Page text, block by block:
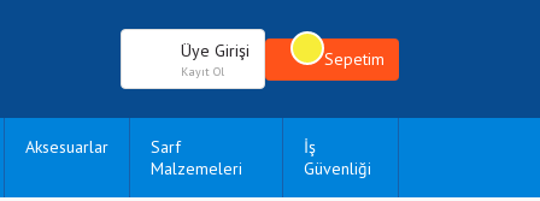
Üye Girişi
Kayıt Ol
Sepetim
Aksesuarlar
Sarf
Malzemeleri
İş
Güvenliği